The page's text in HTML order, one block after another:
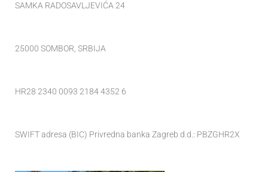
SAMKA RADOSAVLJEVIĆA 24
25000 SOMBOR, SRBIJA
HR28 2340 0093 2184 4352 6
SWIFT adresa (BIC) Privredna banka Zagreb d.d.: PBZGHR2X